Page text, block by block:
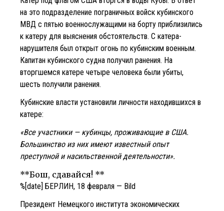
на это подразделение пограничных войск кубинского
МВД с пятью военнослужащими на борту приблизились
к катеру для выяснения обстоятельств. С катера-
нарушителя был открыт огонь по кубинским военным.
Капитан кубинского судна получил ранения. На
вторгшемся катере четыре человека были убиты,
шесть получили ранения.
Кубинские власти установили личности находившихся в
катере:
«Все участники — кубинцы, проживающие в США.
Большинство из них имеют известный опыт
преступной и насильственной деятельности».
**Бош, сдавайся! **
%[date] БЕРЛИН, 18 февраля — Bild
Президент Немецкого института экономических